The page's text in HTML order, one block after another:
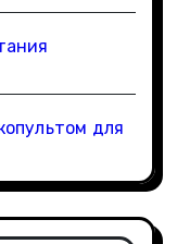
для